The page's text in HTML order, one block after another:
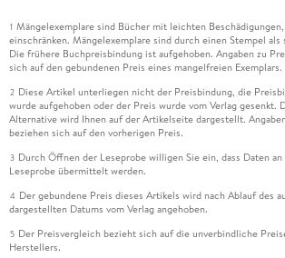
1 Mängelexemplare sind Bücher mit leichten
einschränken. Mängelexemplare sind durch einen Stempel
Die frühere Buchpreisbindung ist aufgehoben. Angaben zu
sich auf den gebundenen Preis eines mangelfreien Exemplars.
2 Diese Artikel unterliegen nicht der Preisbindung, die
wurde aufgehoben oder der Preis wurde vom Verlag gesenkt.
Alternative wird Ihnen auf der Artikelseite dargestellt.
beziehen sich auf den vorherigen Preis.
3 Durch Öffnen der Leseprobe willigen Sie ein, dass Daten
Leseprobe übermittelt werden.
4 Der gebundene Preis dieses Artikels wird nach Ablauf des
dargestellten Datums vom Verlag angehoben.
5 Der Preisvergleich bezieht sich auf die unverbindliche
Herstellers.